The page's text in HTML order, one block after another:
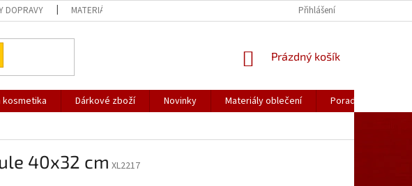
DOPRAVY MATERIÁLY OBLEČENÍ KATALOGY (.PDF)Přihlášení
NÁKUPNÍ
Prázdný košík
kosmetika Dárkové zboží Novinky Materiály oblečení Poradna
40x32 cm XL2217